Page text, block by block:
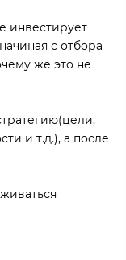
инвестирует
с отбора
же это не
и т.д.), а после